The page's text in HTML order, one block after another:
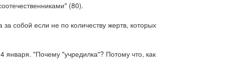
(80).
собой если не по количеству жертв, которых
"Почему "учредилка"? Потому что, как